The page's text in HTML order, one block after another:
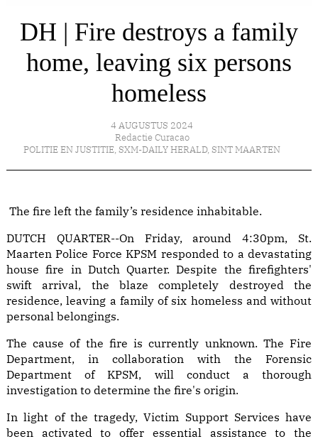
DH | Fire destroys a family
home, leaving six persons
homeless
4 AUGUSTUS 2024
Redactie Curacao
POLITIE EN JUSTITIE, SXM-DAILY HERALD, SINT MAARTEN
The fire left the family’s residence inhabitable.
DUTCH QUARTER--On Friday, around 4:30pm, St.
Maarten Police Force KPSM responded to a devastating
house fire in Dutch Quarter. Despite the firefighters'
swift arrival, the blaze completely destroyed the
residence, leaving a family of six homeless and without
personal belongings.
The cause of the fire is currently unknown. The Fire
Department, in collaboration with the Forensic
Department of KPSM, will conduct a thorough
investigation to determine the fire's origin.
In light of the tragedy, Victim Support Services have
been activated to offer essential assistance to the